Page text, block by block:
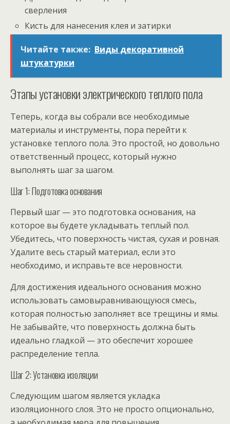
сверления
Кисть для нанесения клея и затирки
Читайте также: Виды декоративной
штукатурки
Этапы установки электрического теплого пола
Теперь, когда вы собрали все необходимые
материалы и инструменты, пора перейти к
установке теплого пола. Это простой, но довольно
ответственный процесс, который нужно
выполнять шаг за шагом.
Шаг 1: Подготовка основания
Первый шаг — это подготовка основания, на
которое вы будете укладывать теплый пол.
Убедитесь, что поверхность чистая, сухая и ровная.
Удалите весь старый материал, если это
необходимо, и исправьте все неровности.
Для достижения идеального основания можно
использовать самовыравнивающуюся смесь,
которая полностью заполняет все трещины и ямы.
Не забывайте, что поверхность должна быть
идеально гладкой — это обеспечит хорошее
распределение тепла.
Шаг 2: Установка изоляции
Следующим шагом является укладка
изоляционного слоя. Это не просто опционально,